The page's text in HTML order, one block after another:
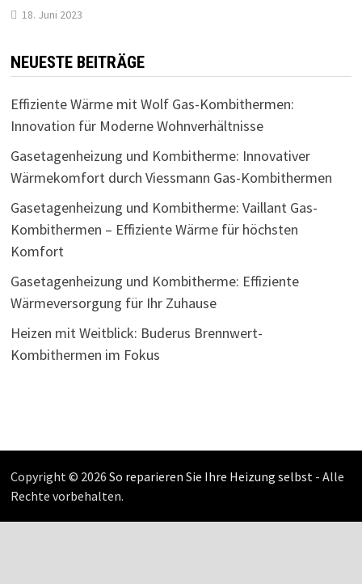
18. Juni 2023
NEUESTE BEITRÄGE
Effiziente Wärme mit Wolf Gas-Kombithermen:
Innovation für Moderne Wohnverhältnisse
Gasetagenheizung und Kombitherme: Innovativer
Wärmekomfort durch Viessmann Gas-Kombithermen
Gasetagenheizung und Kombitherme: Vaillant Gas-
Kombithermen – Effiziente Wärme für höchsten
Komfort
Gasetagenheizung und Kombitherme: Effiziente
Wärmeversorgung für Ihr Zuhause
Heizen mit Weitblick: Buderus Brennwert-
Kombithermen im Fokus
Copyright © 2026 So reparieren Sie Ihre Heizung selbst- Alle
Rechte vorbehalten.